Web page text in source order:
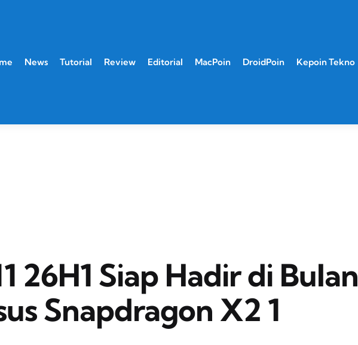
News Tutorial Review Editorial MacPoin DroidPoin Kepoin Tekno
26H1 Siap Hadir di Bulan
Snapdragon X2 1